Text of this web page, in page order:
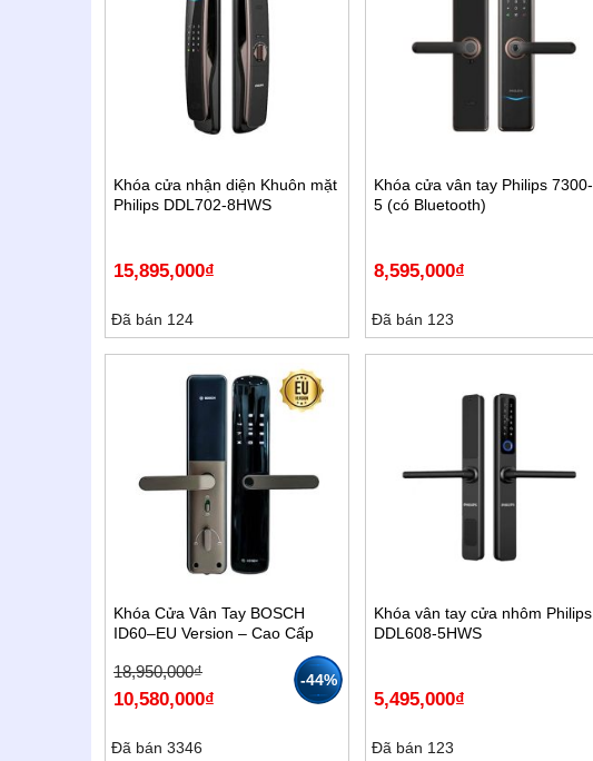
Khóa cửa nhận diện Khuôn mặt
Philips DDL702-8HWS
15,895,000₫
Đã bán 124
Khóa cửa vân tay Philips 7300-
5 (có Bluetooth)
8,595,000₫
Đã bán 123
-44%
Khóa Cửa Vân Tay BOSCH
ID60–EU Version – Cao Cấp
18,950,000₫
Giá
gốc
là:
10,580,000₫
Giá
hiện
tại
Đã bán 3346
Khóa vân tay cửa nhôm Philips
DDL608-5HWS
5,495,000₫
Đã bán 123